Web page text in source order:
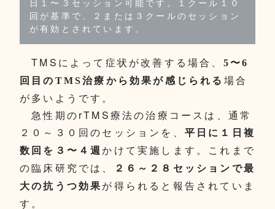
回が基準で、２または３クールのセッション
が有効とされています。
TMSによって症状が改善する場合、
5〜6
回目のTMS治療から効果が感じられる 場合
が多いようです。
急性期のrTMS療法の治療コースは、通常
２０～３０回のセッションを、
平日に１日複
数回を３〜４週かけて実施します。これまで
の臨床研究では、
２６～２８セッションで最
大の抗うつ効果 が得られると報告されていま
す。